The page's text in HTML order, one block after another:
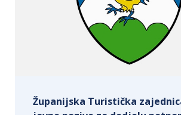
Županijska Turistička